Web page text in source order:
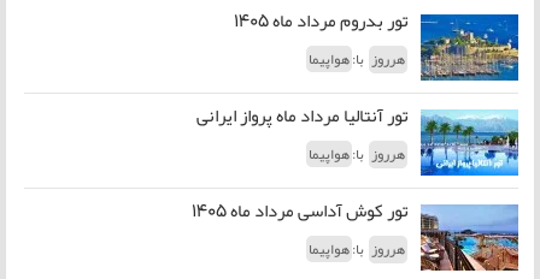
تور بدروم مرداد ماه 1405
هرروز با:هواپیما
تور آنتالیا مرداد ماه پرواز ایرانی
هرروز با:هواپیما
تور کوش آداسی مرداد ماه 1405
هرروز با:هواپیما